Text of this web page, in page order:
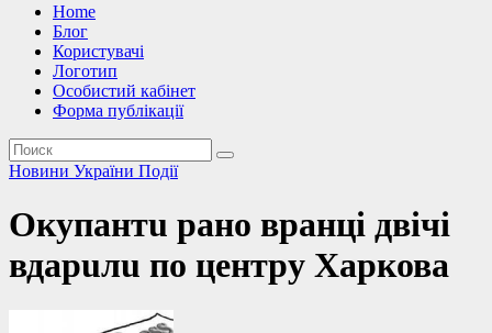
Home
Блог
Користувачі
Логотип
Особистий кабінет
Форма публікації
Новини України Події
Окупантu рано вранці двічі
вдарuлu по центру Харкова